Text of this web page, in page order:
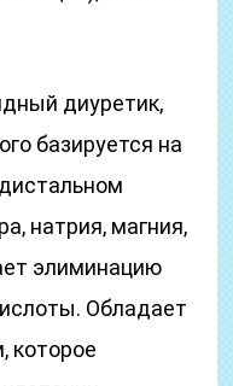
диуретик,
базируется на
натрия, магния,
элиминацию
Обладает
которое